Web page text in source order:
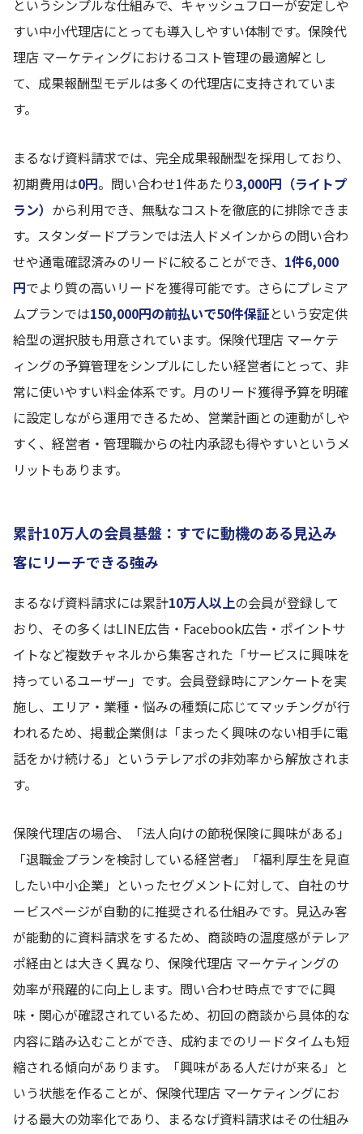
というシンプルな仕組みで、キャッシュフローが安定しや
すい中小代理店にとっても導入しやすい体制です。保険代
理店 マーケティングにおけるコスト管理の最適解とし
て、成果報酬型モデルは多くの代理店に支持されていま
す。
まるなげ資料請求では、完全成果報酬型を採用しており、
初期費用は0円。問い合わせ1件あたり3,000円（ライトプ
ラン） から利用でき、無駄なコストを徹底的に排除できま
す。スタンダードプランでは法人ドメインからの問い合わ
せや通電確認済みのリードに絞ることができ、 1件6,000
円でより質の高いリードを獲得可能です。さらにプレミア
ムプランでは150,000円の前払いで50件保証という安定供
給型の選択肢も用意されています。保険代理店 マーケテ
ィングの予算管理をシンプルにしたい経営者にとって、非
常に使いやすい料金体系です。月のリード獲得予算を明確
に設定しながら運用できるため、営業計画との連動がしや
すく、経営者・管理職からの社内承認も得やすいというメ
リットもあります。
累計10万人の会員基盤：すでに動機のある見込み
客にリーチできる強み
まるなげ資料請求には累計10万人以上の会員が登録して
おり、その多くはLINE広告・Facebook広告・ポイントサ
イトなど複数チャネルから集客された「サービスに興味を
持っているユーザー」です。会員登録時にアンケートを実
施し、エリア・業種・悩みの種類に応じてマッチングが行
われるため、掲載企業側は「まったく興味のない相手に電
話をかけ続ける」というテレアポの非効率から解放されま
す。
保険代理店の場合、「法人向けの節税保険に興味がある」
「退職金プランを検討している経営者」「福利厚生を見直
したい中小企業」といったセグメントに対して、自社のサ
ービスページが自動的に推奨される仕組みです。見込み客
が能動的に資料請求をするため、商談時の温度感がテレア
ポ経由とは大きく異なり、保険代理店 マーケティングの
効率が飛躍的に向上します。問い合わせ時点ですでに興
味・関心が確認されているため、初回の商談から具体的な
内容に踏み込むことができ、成約までのリードタイムも短
縮される傾向があります。「興味がある人だけが来る」と
いう状態を作ることが、保険代理店 マーケティングにお
ける最大の効率化であり、まるなげ資料請求はその仕組み